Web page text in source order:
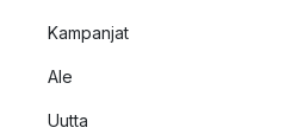
Kampanjat
Ale
Uutta